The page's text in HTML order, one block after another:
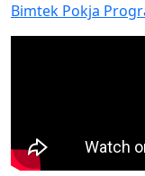
Bimtek Pokja